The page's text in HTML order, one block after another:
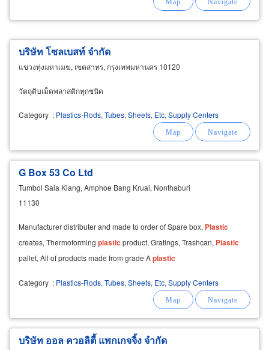
บริษัท โซลเบสท์ จำกัด
แขวงทุ่งมหาเมฆ, เขตสาทร, กรุงเทพมหานคร 10120
วัตถุดิบเม็ดพลาสติกทุกชนิด
Category : Plastics-Rods, Tubes, Sheets, Etc, Supply Centers
G Box 53 Co Ltd
Tumbol Sala Klang, Amphoe Bang Kruai, Nonthaburi
11130
Manufacturer distributer and made to order of Spare box, Plastic
creates, Thermoforming plastic product, Gratings, Trashcan, Plastic
pallet, All of products made from grade Aplastic
Category : Plastics-Rods, Tubes, Sheets, Etc, Supply Centers
บริษัท ออล ควอลิตี้ แพกเกจจิ้ง จำกัด